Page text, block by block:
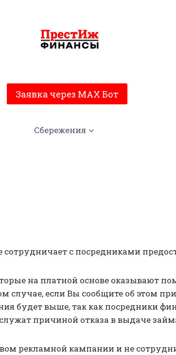
Заявка через MAX Бот
Сбережения
с посредниками
на платной основе оказывают
если Вы сообщите об этом
будет выше, так как посредники
причиной отказа в выдаче
рекламной кампании и не